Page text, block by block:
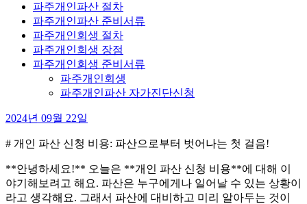
파주개인파산 절차
파주개인파산 준비서류
파주개인회생 절차
파주개인회생 장점
파주개인회생 준비서류
파주개인회생
파주개인파산 자가진단신청
2024년 09월 22일
# 개인 파산 신청 비용: 파산으로부터 벗어나는 첫 걸음!
**안녕하세요!** 오늘은 **개인 파산 신청 비용**에 대해 이
야기해보려고 해요. 파산은 누구에게나 일어날 수 있는 상황이
라고 생각해요. 그래서 파산에 대비하고 미리 알아두는 것이